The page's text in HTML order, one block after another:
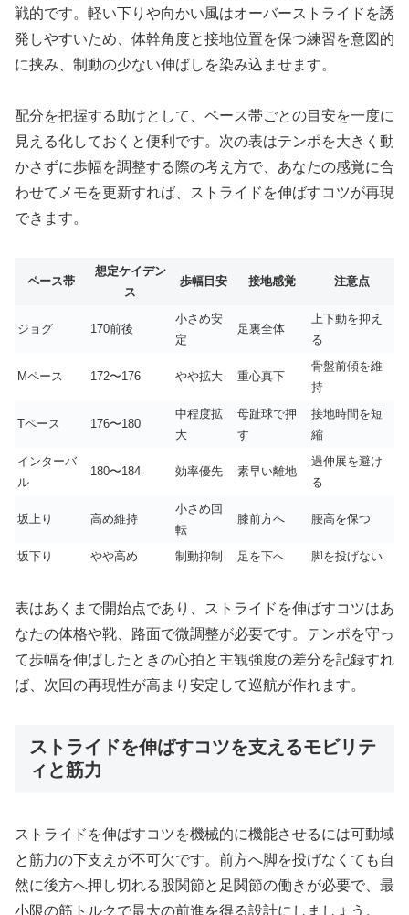
戦的です。軽い下りや向かい風はオーバーストライドを誘
発しやすいため、体幹角度と接地位置を保つ練習を意図的
に挟み、制動の少ない伸ばしを染み込ませます。
配分を把握する助けとして、ペース帯ごとの目安を一度に
見える化しておくと便利です。次の表はテンポを大きく動
かさずに歩幅を調整する際の考え方で、あなたの感覚に合
わせてメモを更新すれば、ストライドを伸ばすコツが再現
できます。
ペース帯
想定ケイデン
ス
歩幅目安 接地感覚 注意点
ジョグ 170前後
小さめ安
定
足裏全体
上下動を抑え
る
Mペース 172〜176 やや拡大 重心真下
骨盤前傾を維
持
Tペース 176〜180
中程度拡
大
母趾球で押
す
接地時間を短
縮
インターバ
ル
180〜184 効率優先 素早い離地
過伸展を避け
る
坂上り 高め維持
小さめ回
転
膝前方へ 腰高を保つ
坂下り やや高め 制動抑制 足を下へ 脚を投げない
表はあくまで開始点であり、ストライドを伸ばすコツはあ
なたの体格や靴、路面で微調整が必要です。テンポを守っ
て歩幅を伸ばしたときの心拍と主観強度の差分を記録すれ
ば、次回の再現性が高まり安定して巡航が作れます。
ストライドを伸ばすコツを支えるモビリテ
ィと筋力
ストライドを伸ばすコツを機械的に機能させるには可動域
と筋力の下支えが不可欠です。前方へ脚を投げなくても自
然に後方へ押し切れる股関節と足関節の働きが必要で、最
小限の筋トルクで最大の前進を得る設計にしましょう。